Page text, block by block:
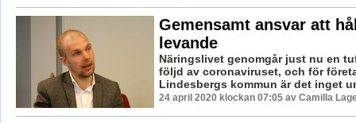
Gemensamt ansvar att
levande
Näringslivet genomgår just nu en
följd av coronaviruset, och för
Lindesbergs kommun är det inget
24 april 2020 klockan 07:05 av Camilla